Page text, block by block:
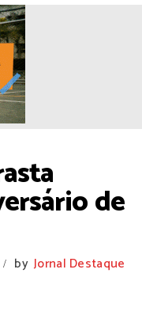
de
/ by Jornal Destaque